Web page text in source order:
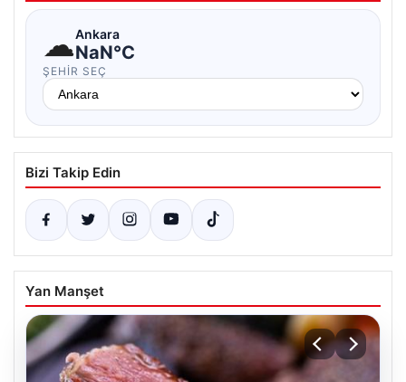
☁Ankara
NaN°C
ŞEHIR SEÇ
Bizi Takip Edin
Yan Manşet